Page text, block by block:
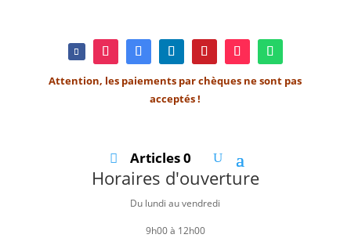
Attention, les paiements par chèques ne sont pas
acceptés !
Articles 0
Horaires d'ouverture
Du lundi au vendredi
9h00 à 12h00